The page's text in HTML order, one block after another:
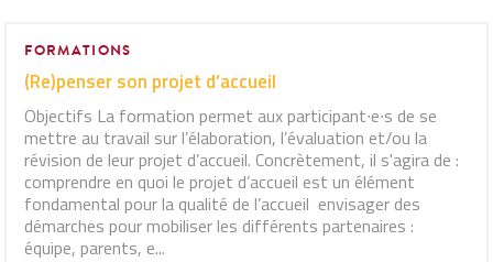
FORMATIONS
(Re)penser son projet d’accueil
Objectifs La formation permet aux participant∙e∙s de se
mettre au travail sur l’élaboration, l’évaluation et/ou la
révision de leur projet d’accueil. Concrètement, il s'agira de :
comprendre en quoi le projet d’accueil est un élément
fondamental pour la qualité de l’accueil envisager des
démarches pour mobiliser les différents partenaires :
équipe, parents, e...